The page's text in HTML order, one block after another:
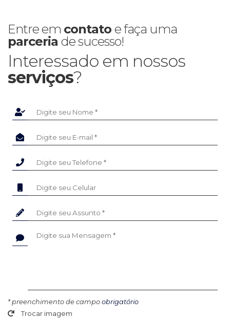
Entre em contato e faça uma
parceria de sucesso!
Interessado em nossos
serviços?
* preenchimento de campo obrigatório
Trocar imagem